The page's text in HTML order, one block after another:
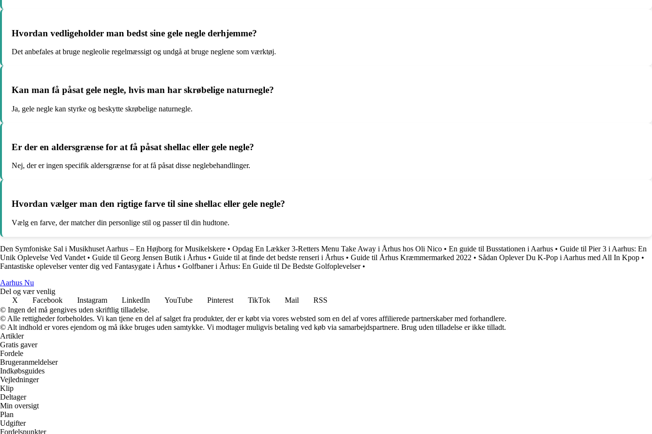
Hvordan vedligeholder man bedst sine gele negle derhjemme?
Det anbefales at bruge negleolie regelmæssigt og undgå at bruge neglene som værktøj.
Kan man få påsat gele negle, hvis man har skrøbelige naturnegle?
Ja, gele negle kan styrke og beskytte skrøbelige naturnegle.
Er der en aldersgrænse for at få påsat shellac eller gele negle?
Nej, der er ingen specifik aldersgrænse for at få påsat disse neglebehandlinger.
Hvordan vælger man den rigtige farve til sine shellac eller gele negle?
Vælg en farve, der matcher din personlige stil og passer til din hudtone.
Den Symfoniske Sal i Musikhuset Aarhus – En Højborg for Musikelskere • Opdag En Lækker 3-Retters Menu Take Away i Århus hos Oli Nico • En guide til Busstationen i Aarhus • Guide til Pier 3 i Aarhus: En
Unik Oplevelse Ved Vandet • Guide til Georg Jensen Butik i Århus • Guide til at finde det bedste renseri i Århus • Guide til Århus Kræmmermarked 2022 • Sådan Oplever Du K-Pop i Aarhus med All In Kpop •
Fantastiske oplevelser venter dig ved Fantasygate i Århus • Golfbaner i Århus: En Guide til De Bedste Golfoplevelser•
Aarhus Nu
Del og vær venlig
X
Facebook Instagram LinkedIn YouTube Pinterest TikTok Mail
RSS
© Ingen del må gengives uden skriftlig tilladelse.
© Alle rettigheder forbeholdes. Vi kan tjene en del af salget fra produkter, der er købt via vores websted som en del af vores affilierede partnerskaber med forhandlere.
© Alt indhold er vores ejendom og må ikke bruges uden samtykke. Vi modtager muligvis betaling ved køb via samarbejdspartnere. Brug uden tilladelse er ikke tilladt.
Artikler
Gratis gaver
Fordele
Brugeranmeldelser
Indkøbsguides
Vejledninger
Klip
Deltager
Min oversigt
Plan
Udgifter
Fordelspunkter